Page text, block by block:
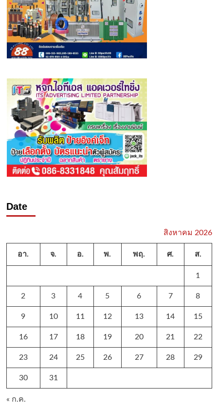
Date
สิงหาคม 2026
อา. จ. อ. พ. พฤ. ศ. ส.
1
2 3 4 5 6 7 8
9 10 11 12 13 14 15
16 17 18 19 20 21 22
23 24 25 26 27 28 29
30 31
« ก.ค.